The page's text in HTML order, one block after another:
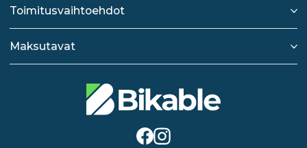
Toimitusvaihtoehdot
Maksutavat